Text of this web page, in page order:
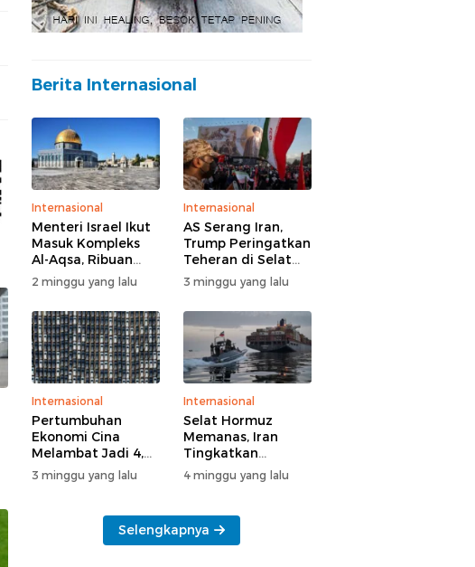
Berita Internasional
Internasional
Menteri Israel Ikut
Masuk Kompleks
Al-Aqsa, Ribuan
Massa Yahudi Gelar
Ritual di Tengah
Pengamanan Polisi
2 minggu yang lalu
Internasional
AS Serang Iran,
Trump Peringatkan
Teheran di Selat
Hormuz
3 minggu yang lalu
Internasional
Pertumbuhan
Ekonomi Cina
Melambat Jadi 4,3
Persen
3 minggu yang lalu
Internasional
Selat Hormuz
Memanas, Iran
Tingkatkan
Tekanan ke AS
4 minggu yang lalu
Selengkapnya